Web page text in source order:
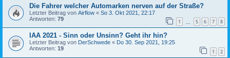
Die Fahrer welcher Automarken nerven auf der Straße?
Letzter Beitrag von Airflow « So 3. Okt 2021, 22:17
Antworten: 79 1 5 6 7 8
IAA 2021 - Sinn oder Unsinn? Geht ihr hin?
Letzter Beitrag von DerSchwede « Do 30. Sep 2021, 19:25
Antworten: 19 1 2